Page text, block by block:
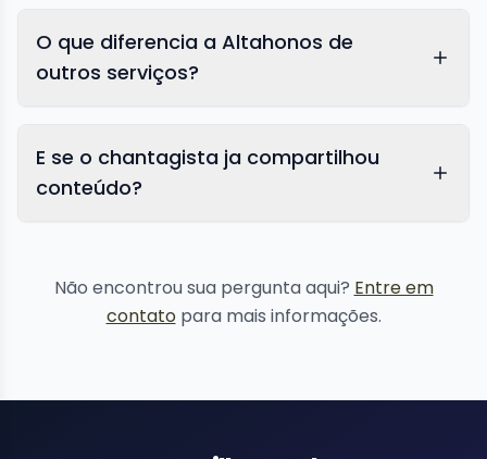
O que diferencia a Altahonos de
outros serviços?
E se o chantagista ja compartilhou
conteúdo?
Não encontrou sua pergunta aqui? Entre em
contato para mais informações.